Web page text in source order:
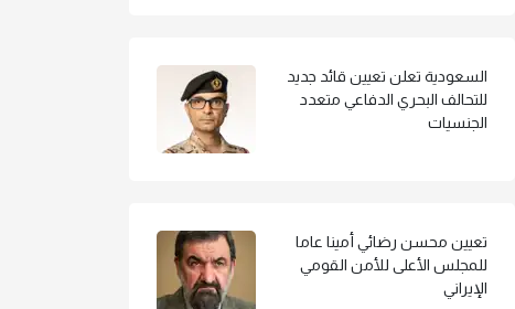
السعودية تعلن تعيين قائد جديد
للتحالف البحري الدفاعي متعدد
الجنسيات
تعيين محسن رضائي أمينا عاما
للمجلس الأعلى للأمن القومي
الإيراني